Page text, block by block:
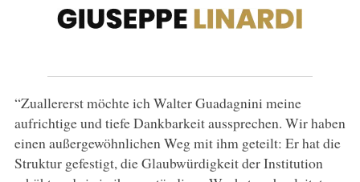
“Zuallererst möchte ich Walter Guadagnini meine
aufrichtige und tiefe Dankbarkeit aussprechen. Wir haben
einen außergewöhnlichen Weg mit ihm geteilt: Er hat die
Struktur gefestigt, die Glaubwürdigkeit der Institution